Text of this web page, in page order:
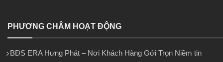
PHƯƠNG CHÂM HOẠT ĐỘNG
BĐS ERA Hưng Phát – Nơi Khách Hàng Gởi Trọn Niềm tin